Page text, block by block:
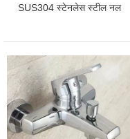
SUS304 स्टेनलेस स्टील नल
सबसे अच्छी कीमत